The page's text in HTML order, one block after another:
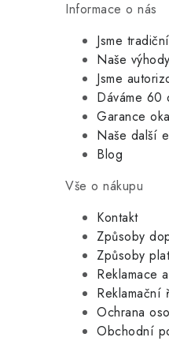
Informace o nás
Jsme
Naše
Jsme
Dáváme
Garance
Naše další
Blog
Vše o nákupu
Kontakt
Způsoby
Způsoby
Reklamace
Reklamační
Ochrana
Obchodní